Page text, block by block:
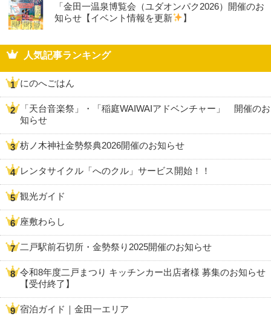
「金田一温泉博覧会（ユダオンパク2026）開催のお
知らせ【イベント情報を更新
】
人気記事ランキング
にのへごはん
「天台音楽祭」・「稲庭WAIWAIアドベンチャー」 開催のお
知らせ
枋ノ木神社金勢祭典2026開催のお知らせ
レンタサイクル「へのクル」サービス開始！！
観光ガイド
座敷わらし
二戸駅前石切所・金勢祭り2025開催のお知らせ
令和8年度二戸まつり キッチンカー出店者様 募集のお知らせ
【受付終了】
宿泊ガイド｜金田一エリア